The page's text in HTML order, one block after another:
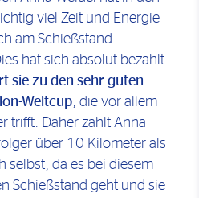
viel Zeit und Energie
am Schießstand
hat sich absolut bezahlt
sie zu den sehr guten
Weltcup, die vor allem
trifft. Daher zählt Anna
über 10 Kilometer als
selbst, da es bei diesem
Schießstand geht und sie